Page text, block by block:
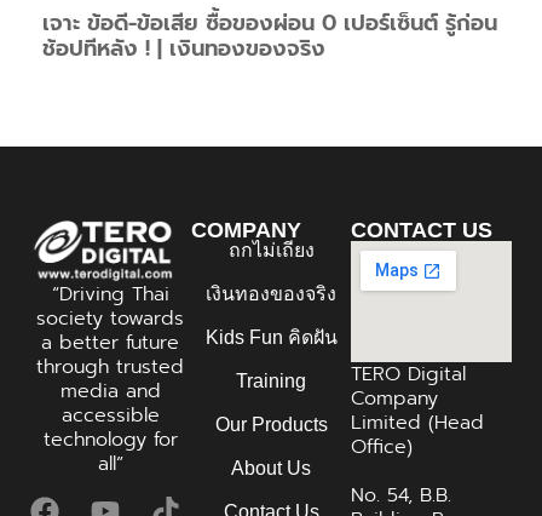
เจาะ ข้อดี-ข้อเสีย ซื้อของผ่อน 0 เปอร์เซ็นต์ รู้ก่อน
ช้อปทีหลัง ! | เงินทองของจริง
“Driving Thai
society towards
a better future
through trusted
media and
accessible
technology for
all”
COMPANY
ถกไม่เถียง
เงินทองของจริง
Kids Fun คิดฝัน
Training
Our Products
About Us
Contact Us
CONTACT US
TERO Digital
Company
Limited (Head
Office)
No. 54, B.B.